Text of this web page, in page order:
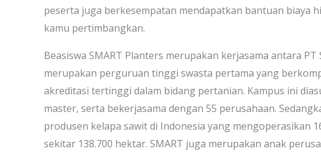
peserta juga berkesempatan mendapatkan bantuan biaya
kamu pertimbangkan.
Beasiswa SMART Planters merupakan kerjasama antara PT
merupakan perguruan tinggi swasta pertama yang
akreditasi tertinggi dalam bidang pertanian. Kampus ini
master, serta bekerjasama dengan 55 perusahaan.
produsen kelapa sawit di Indonesia yang mengoperasikan
sekitar 138.700 hektar. SMART juga merupakan anak